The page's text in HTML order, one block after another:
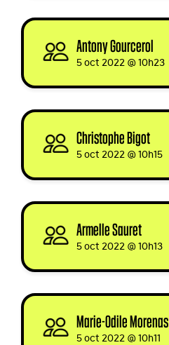
Antony Gourcerol
5 oct 2022 @ 10h23
Christophe Bigot
5 oct 2022 @ 10h15
Armelle Sauret
5 oct 2022 @ 10h13
Marie-Odile Morenas
5 oct 2022 @ 10h11